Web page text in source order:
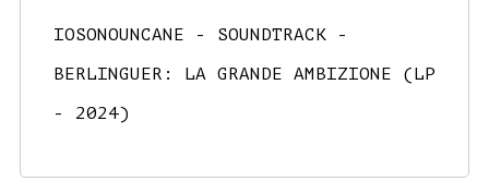
IOSONOUNCANE - SOUNDTRACK -
BERLINGUER: LA GRANDE AMBIZIONE (LP
- 2024)